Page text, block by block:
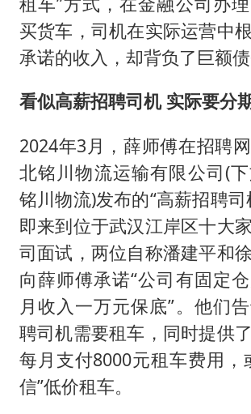
买货车，司机在实际运营中
承诺的收入，却背负了巨额债
看似高薪招聘司机 实际要分
2024年3月，薛师傅在招聘
北铭川物流运输有限公司(
铭川物流)发布的“高薪招聘
即来到位于武汉江岸区十大
司面试，两位自称潘建平和
向薛师傅承诺“公司有固定
月收入一万元保底”。他们
聘司机需要租车，同时提供
每月支付8000元租车费用，
信”低价租车。